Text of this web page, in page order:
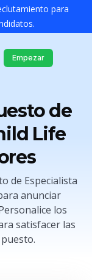
para
Empezar
de
Life
de Especialista
anunciar
los
satisfacer las